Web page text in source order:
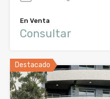
En Venta
Consultar
Destacado